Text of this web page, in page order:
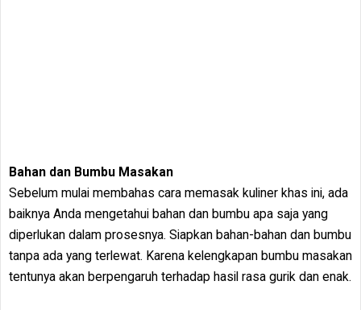
Bahan dan Bumbu Masakan
Sebelum mulai membahas cara memasak kuliner khas ini, ada
baiknya Anda mengetahui bahan dan bumbu apa saja yang
diperlukan dalam prosesnya. Siapkan bahan-bahan dan bumbu
tanpa ada yang terlewat. Karena kelengkapan bumbu masakan
tentunya akan berpengaruh terhadap hasil rasa gurik dan enak.